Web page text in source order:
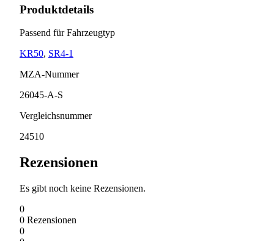
Produktdetails
Passend für Fahrzeugtyp
KR50, SR4-1
MZA-Nummer
26045-A-S
Vergleichsnummer
24510
Rezensionen
Es gibt noch keine Rezensionen.
0
0 Rezensionen
0